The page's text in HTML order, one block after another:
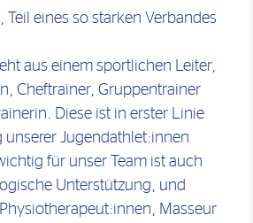
Teil eines so starken Verbandes
aus einem sportlichen Leiter,
Cheftrainer, Gruppentrainer
Diese ist in erster Linie
unserer Jugendathlet:innen
für unser Team ist auch
Unterstützung, und
Masseur